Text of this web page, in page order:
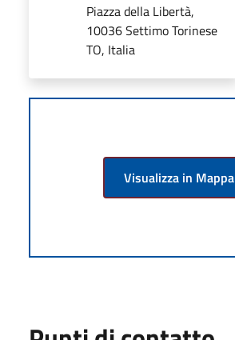
Piazza della Libertà,
10036 Settimo Torinese
TO, Italia
Visualizza in Mappa